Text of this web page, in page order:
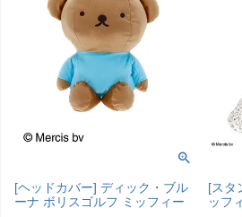
[ヘッドカバー] ディック・ブル
ーナ ボリスゴルフ ミッフィー
[スタ
ッフ